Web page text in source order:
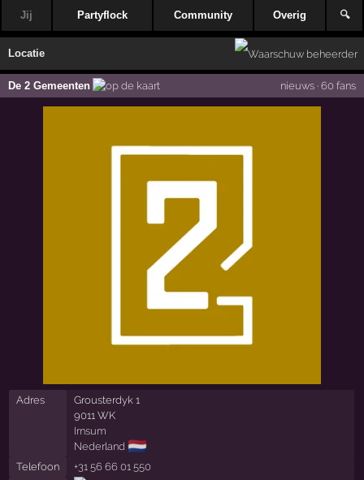
Jij Partyflock Community Overig 🔍
Locatie
De 2 Gemeenten nieuws· 60 fans
Adres
Grousterdyk 1
9011 WK
Irnsum
Nederland 🇳🇱
Telefoon
+31 56 66 01 550